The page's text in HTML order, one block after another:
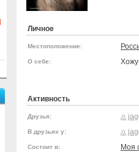
Личное
Местоположение:
О себе:
Активность
Друзья:
В друзьях у:
Состоит в: Моя